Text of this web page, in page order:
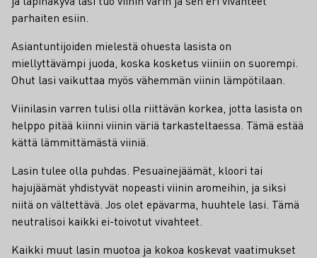
parhaiten esiin.
Asiantuntijoiden mielestä ohuesta lasista on
miellyttävämpi juoda, koska kosketus viiniin on suorempi.
Ohut lasi vaikuttaa myös vähemmän viinin lämpötilaan.
Viinilasin varren tulisi olla riittävän korkea, jotta lasista on
helppo pitää kiinni viinin väriä tarkasteltaessa. Tämä estää
kättä lämmittämästä viiniä.
Lasin tulee olla puhdas. Pesuainejäämät, kloori tai
hajujäämät yhdistyvät nopeasti viinin aromeihin, ja siksi
niitä on vältettävä. Jos olet epävarma, huuhtele lasi. Tämä
neutralisoi kaikki ei-toivotut vivahteet.
Kaikki muut lasin muotoa ja kokoa koskevat vaatimukset